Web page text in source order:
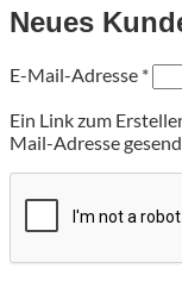
Neues
E-Mail-Adresse *
Ein Link zum
Mail-Adresse